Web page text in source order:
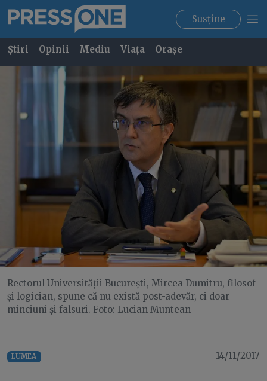
Susține
Știri Opinii Mediu Viața Orașe
Rectorul Universității București, Mircea Dumitru, filosof
și logician, spune că nu există post-adevăr, ci doar
minciuni și falsuri. Foto: Lucian Muntean
LUMEA 14/11/2017